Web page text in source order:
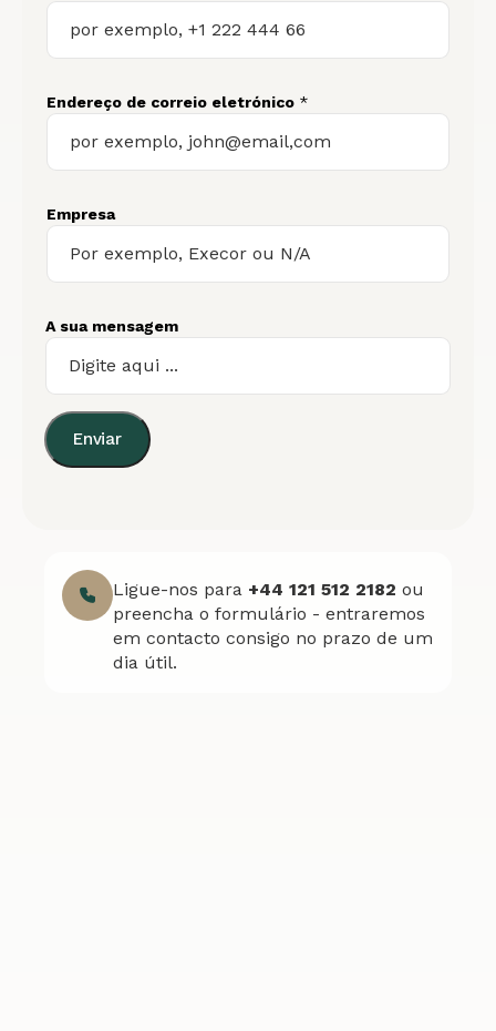
Endereço de correio eletrónico *
Empresa
A sua mensagem
Enviar
Ligue-nos para +44 121 512 2182 ou
preencha o formulário - entraremos
em contacto consigo no prazo de um
dia útil.